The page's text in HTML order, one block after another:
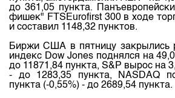
до 361,05 пункта.
фишек" FTSEurofirst 300 в ходе
и составил 1148,32 пунктов.
Биржи США в пятницу закрылись
индекс Dow Jones поднялся на
до 11871,84 пункта, S&P вырос на
- до 1283,35 пункта, NASDAQ
пункта (-0,55%) - до 2689,54 пункта.